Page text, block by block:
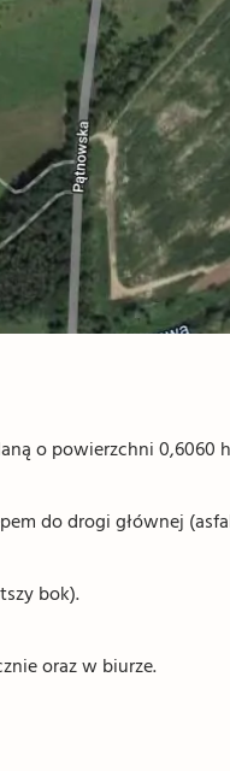
o powierzchni 0,6060
do drogi głównej
bok).
oraz w biurze.